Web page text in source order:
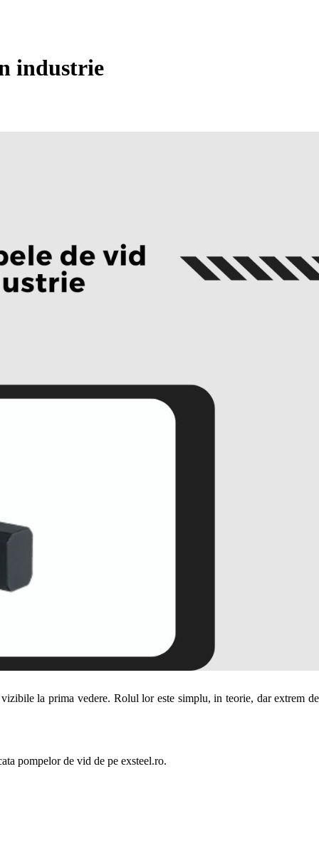
industrie
la prima vedere. Rolul lor este simplu, in teorie, dar extrem de
pompelor de vid de pe exsteel.ro.